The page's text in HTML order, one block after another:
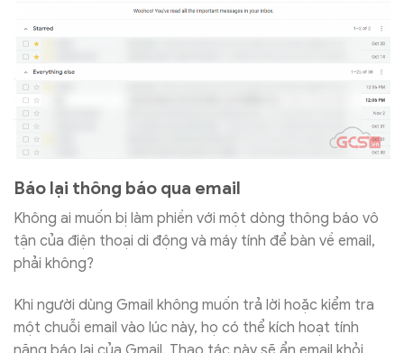
Báo lại thông báo qua email
Không ai muốn bị làm phiền với một dòng thông báo vô
tận của điện thoại di động và máy tính để bàn về email,
phải không?
Khi người dùng Gmail không muốn trả lời hoặc kiểm tra
một chuỗi email vào lúc này, họ có thể kích hoạt tính